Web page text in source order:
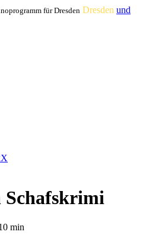
für Dresden Dresden und
min